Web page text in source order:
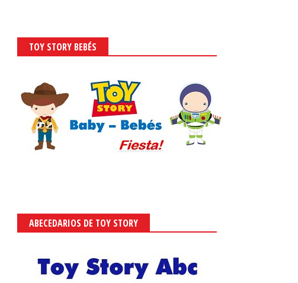
TOY STORY BEBÉS
ABECEDARIOS DE TOY STORY